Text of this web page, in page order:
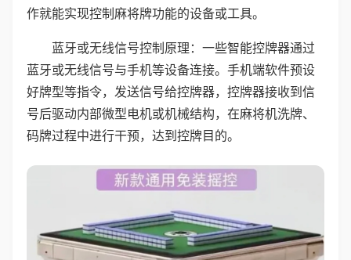
作就能实现控制麻将牌功能的设备或工具。
蓝牙或无线信号控制原理：一些智能控牌器通过
蓝牙或无线信号与手机等设备连接。手机端软件预设
好牌型等指令，发送信号给控牌器，控牌器接收到信
号后驱动内部微型电机或机械结构，在麻将机洗牌、
码牌过程中进行干预，达到控牌目的。